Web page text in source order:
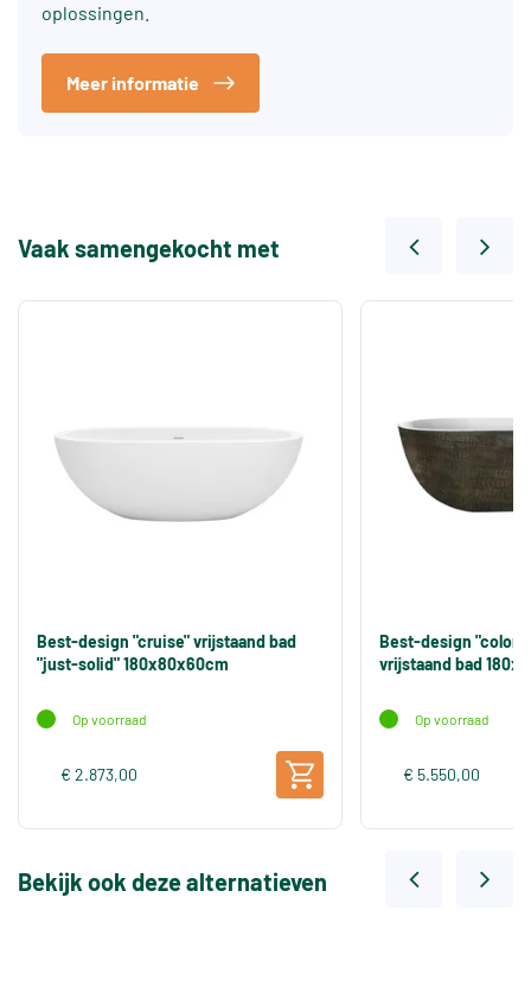
oplossingen.
Meer informatie
Vaak samengekocht met
Best-design "cruise" vrijstaand bad
"just-solid" 180x80x60cm
Op voorraad
€ 2.873,00
Best-design
vrijstaand bad
Op voorraad
€ 5.550,00
Bekijk ook deze alternatieven